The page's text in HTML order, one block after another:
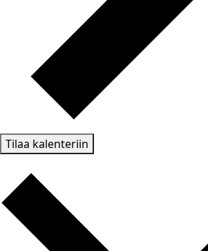
Tilaa kalenteriin